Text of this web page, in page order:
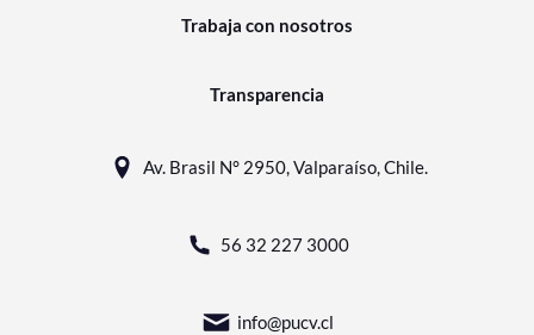
Trabaja con nosotros
Transparencia
Av. Brasil N° 2950, Valparaíso, Chile.
56 32 227 3000
info@pucv.cl